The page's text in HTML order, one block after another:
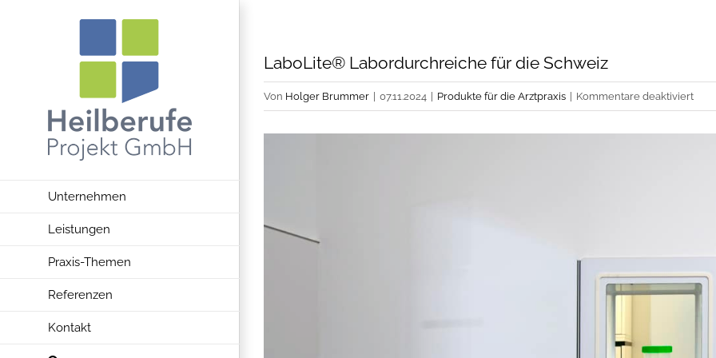
Unternehmen
Leistungen
Praxis-Themen
Referenzen
Kontakt
LaboLite® Labordurchreiche für die Schweiz
Von Holger Brummer 07.11.2024 Produkte für die Arztpraxis Kommentare deaktiviertfür